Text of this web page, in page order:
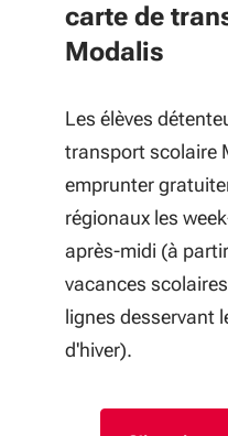
carte de
Modalis
Les élèves
transport scolaire
emprunter
régionaux les
après-midi (à
vacances
lignes desservant
d'hiver).